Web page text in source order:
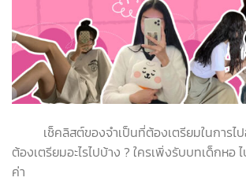
เช็คลิสต์ของจำเป็นที่ต้องเตรียมในการไ
ต้องเตรียมอะไรไปบ้าง ? ใครเพิ่งรับบทเด็กหอ
ค่า